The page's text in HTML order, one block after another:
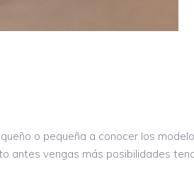
o pequeña a conocer los
antes vengas más posibilidades